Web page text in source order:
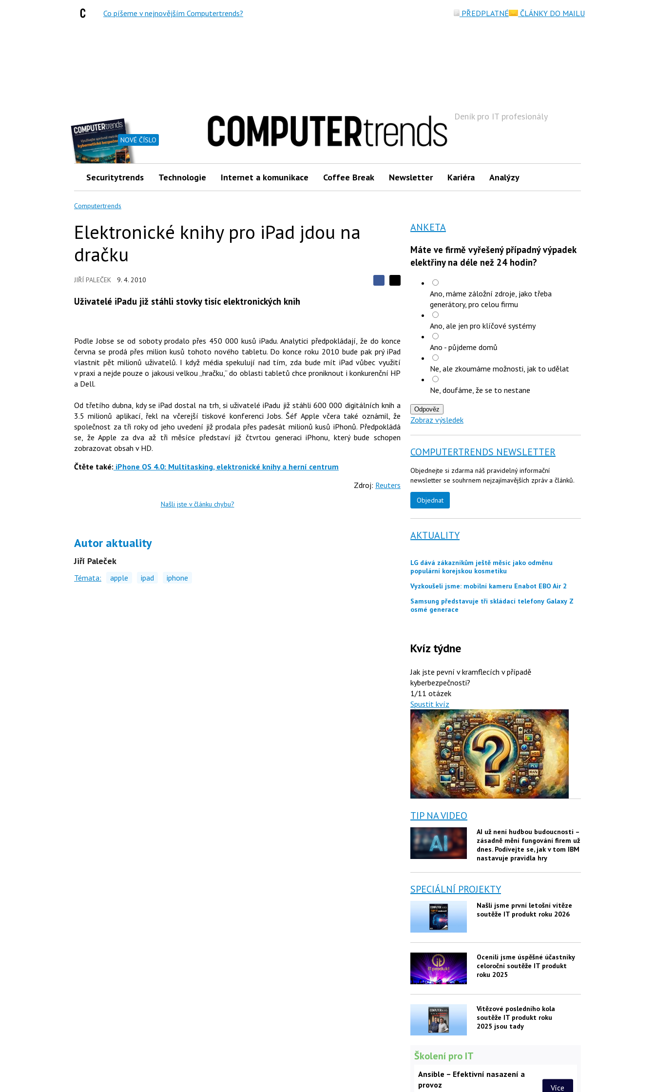
NOVÉ ČÍSLO
Deník pro IT profesionály
Securitytrends Technologie Internet a komunikace Coffee Break Newsletter Kariéra Analýzy
Computertrends
Elektronické knihy pro iPad jdou na
dračku
JIŘÍ PALEČEK 9. 4. 2010
S
t
S
n
a
F
a
c
u
e
a
s
t
Uživatelé iPadu již stáhli stovky tisíc elektronických knih
Podle Jobse se od soboty prodalo přes 450 000 kusů iPadu. Analytici předpokládají, že do konce
června se prodá přes milion kusů tohoto nového tabletu. Do konce roku 2010 bude pak prý iPad
vlastnit pět milionů uživatelů. I když média spekulují nad tím, zda bude mít iPad vůbec využití
v praxi a nejde pouze o jakousi velkou „hračku,“ do oblasti tabletů chce proniknout i konkurenční HP
a Dell.
Od třetího dubna, kdy se iPad dostal na trh, si uživatelé iPadu již stáhli 600 000 digitálních knih a
3.5 milionů aplikací, řekl na včerejší tiskové konferenci Jobs. Šéf Apple včera také oznámil, že
společnost za tři roky od jeho uvedení již prodala přes padesát milionů kusů iPhonů. Předpokládá
se, že Apple za dva až tři měsíce představí již čtvrtou generaci iPhonu, který bude schopen
zobrazovat obsah v HD.
Čtěte také: iPhone OS 4.0: Multitasking, elektronické knihy a herní centrum
Zdroj: Reuters
Našli jste v článku chybu?
Autor aktuality
Jiří Paleček
Témata: apple ipad iphone
ANKETA
Máte ve firmě vyřešený případný výpadek
elektřiny na déle než 24 hodin?
Ano, máme záložní zdroje, jako třeba
generátory, pro celou firmu
Ano, ale jen pro klíčové systémy
Ano - půjdeme domů
Ne, ale zkoumáme možnosti, jak to udělat
Ne, doufáme, že se to nestane
Odpověz
Zobraz výsledek
COMPUTERTRENDS NEWSLETTER
Objednejte si zdarma náš pravidelný informační
newsletter se souhrnem nejzajímavějších zpráv a článků.
Objednat
AKTUALITY
LG dává zákazníkům ještě měsíc jako odměnu
populární korejskou kosmetiku
Vyzkoušeli jsme: mobilní kameru Enabot EBO Air 2
Samsung představuje tři skládací telefony Galaxy Z
osmé generace
Kvíz týdne
Jak jste pevní v kramflecích v případě
kyberbezpečnosti?
1/11 otázek
Spustit kvíz
TIP NA VIDEO
AI už není hudbou budoucnosti –
zásadně mění fungování firem už
dnes. Podívejte se, jak v tom IBM
nastavuje pravidla hry
SPECIÁLNÍ PROJEKTY
Našli jsme první letošní vítěze
soutěže IT produkt roku 2026
Ocenili jsme úspěšné účastníky
celoroční soutěže IT produkt
roku 2025
Vítězové posledního kola
soutěže IT produkt roku
2025 jsou tady
Školení pro IT
Ansible – Efektivní nasazení a
provoz
Více
Co píšeme v nejnovějším Computertrends? PŘEDPLATNÉ ČLÁNKY DO MAILU